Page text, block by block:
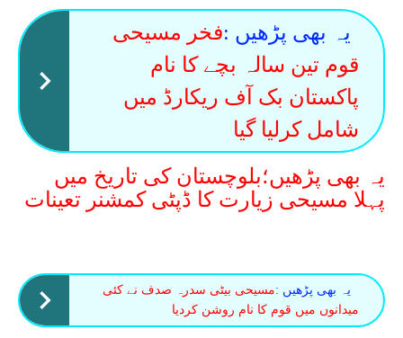
یہ بھی پڑھیں :فخر مسیحی
قوم تین سالہ بچے کا نام
پاکستان بک آف ریکارڈ میں
شامل کرلیا گیا
یہ بھی پڑھیں؛بلوچستان کی تاریخ میں
پہلا مسیحی زیارت کا ڈپٹی کمشنر تعینات
یہ بھی پڑھیں :مسیحی بیٹی سدرہ صدف نے کئی
میدانوں میں قوم کا نام روشن کردیا